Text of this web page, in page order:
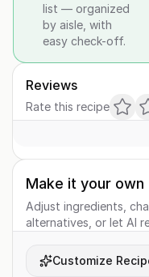
list — organized
by aisle, with
easy check-off.
Reviews
Rate this recipe
Make it your own
Adjust ingredients,
alternatives, or let AI
Customize